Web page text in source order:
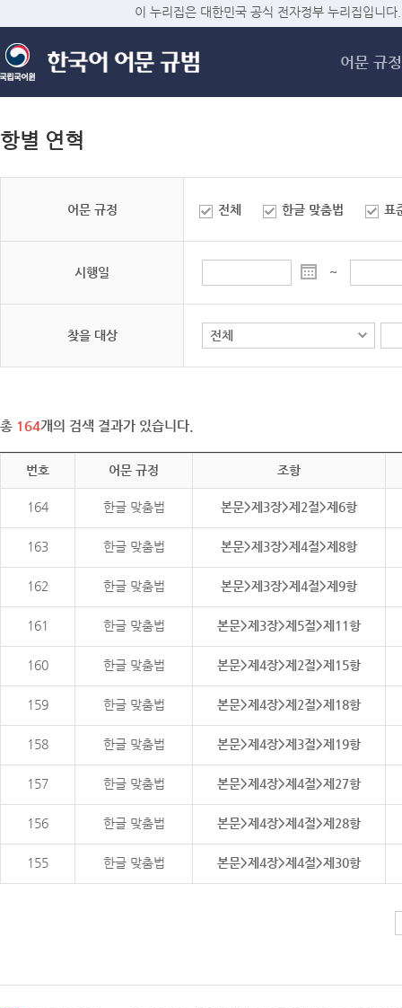
메
이 누리집은 대한민국 공식 전자정부 누리집입니다.
어문 규정
항별 연혁
어문 규정 전체 한글 맞춤법 표
시행일 ~
찾을 대상
총 164개의 검색 결과가 있습니다.
번호 어문 규정 조항
164 한글 맞춤법 본문>제3장>제2절>제6항
163 한글 맞춤법 본문>제3장>제4절>제8항
162 한글 맞춤법 본문>제3장>제4절>제9항
161 한글 맞춤법 본문>제3장>제5절>제11항
160 한글 맞춤법 본문>제4장>제2절>제15항
159 한글 맞춤법 본문>제4장>제2절>제18항
158 한글 맞춤법 본문>제4장>제3절>제19항
157 한글 맞춤법 본문>제4장>제4절>제27항
156 한글 맞춤법 본문>제4장>제4절>제28항
155 한글 맞춤법 본문>제4장>제4절>제30항